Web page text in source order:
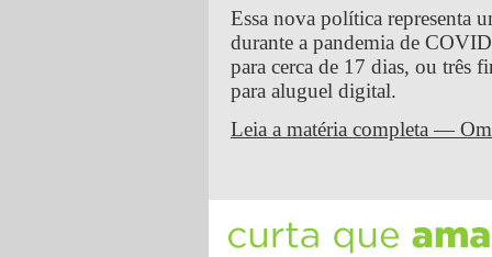
Essa nova política representa
durante a pandemia de
para cerca de 17 dias, ou três
para aluguel digital.
Leia a matéria completa —